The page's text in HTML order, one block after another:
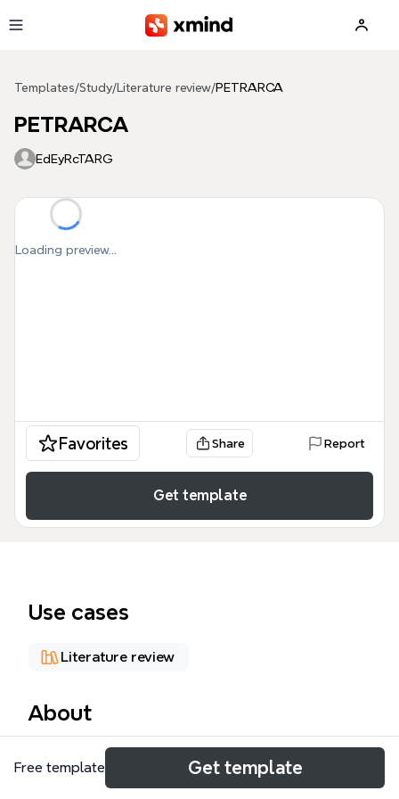
Templates/Study/ Literature review/PETRARCA
PETRARCA
EdEyRcTARG
Loading preview...
Favorites Share Report
Get template
Use cases
Literature review
About
Questo PETRARCA mind map template offre
un'analisi strutturata della vita e delle opere di
Free template Get template